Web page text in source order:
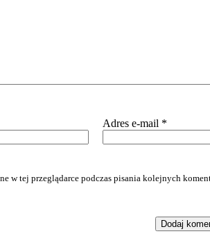
Adres e-mail *
w tej przeglądarce podczas pisania kolejnych